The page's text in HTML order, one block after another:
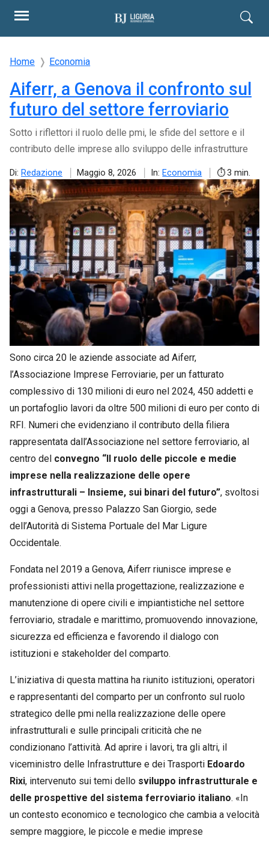
Home Economia
Aiferr, a Genova il confronto sul
futuro del settore ferroviario
Sotto i riflettori il ruolo delle pmi, le sfide del settore e il
contributo delle imprese allo sviluppo delle infrastrutture
Di: Redazione Maggio 8, 2026 In: Economia 3 min.
Sono circa 20 le aziende associate ad Aiferr,
l’Associazione Imprese Ferroviarie, per un fatturato
complessivo di 130 milioni di euro nel 2024, 450 addetti e
un portafoglio lavori da oltre 500 milioni di euro per conto di
RFI. Numeri che evidenziano il contributo della filiera
rappresentata dall’Associazione nel settore ferroviario, al
centro del convegno “Il ruolo delle piccole e medie
imprese nella realizzazione delle opere
infrastrutturali – Insieme, sui binari del futuro”, svoltosi
oggi a Genova, presso Palazzo San Giorgio, sede
dell’Autorità di Sistema Portuale del Mar Ligure
Occidentale.
Fondata nel 2019 a Genova, Aiferr riunisce imprese e
professionisti attivi nella progettazione, realizzazione e
manutenzione di opere civili e impiantistiche nel settore
ferroviario, stradale e marittimo, promuovendo innovazione,
sicurezza ed efficienza e favorendo il dialogo con
istituzioni e stakeholder del comparto.
L’iniziativa di questa mattina ha riunito istituzioni, operatori
e rappresentanti del comparto per un confronto sul ruolo
strategico delle pmi nella realizzazione delle opere
infrastrutturali e sulle principali criticità che ne
condizionano l’attività. Ad aprire i lavori, tra gli altri, il
viceministro delle Infrastrutture e dei Trasporti Edoardo
Rixi, intervenuto sui temi dello sviluppo infrastrutturale e
delle prospettive del sistema ferroviario italiano. «In
un contesto economico e tecnologico che cambia a velocità
sempre maggiore, le piccole e medie imprese